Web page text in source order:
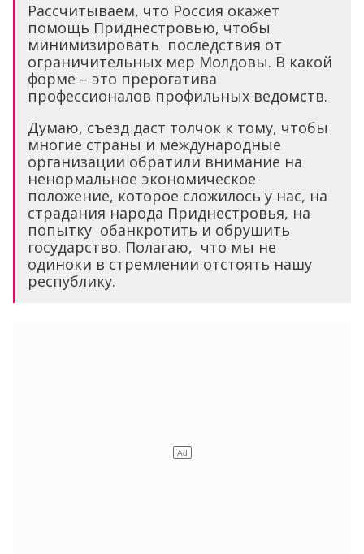
Рассчитываем, что Россия окажет
помощь Приднестровью, чтобы
минимизировать последствия от
ограничительных мер Молдовы. В какой
форме – это прерогатива
профессионалов профильных ведомств.
Думаю, съезд даст толчок к тому, чтобы
многие страны и международные
организации обратили внимание на
ненормальное экономическое
положение, которое сложилось у нас, на
страдания народа Приднестровья, на
попытку обанкротить и обрушить
государство. Полагаю, что мы не
одиноки в стремлении отстоять нашу
республику.